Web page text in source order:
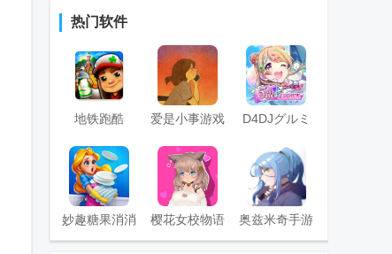
热门软件
地铁跑酷
(subway surf)
国际版菜单免
费版
爱是小事游戏
(Love is...)
D4DJグルミ
ク电音派对
妙趣糖果消消
乐手游
樱花女校物语
手游
奥兹米奇手游
orzmic